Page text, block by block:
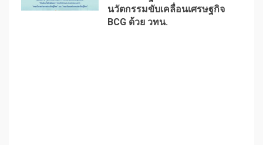
นวัตกรรมขับเคลื่อนเศรษฐกิจ
BCG ด้วย วทน.